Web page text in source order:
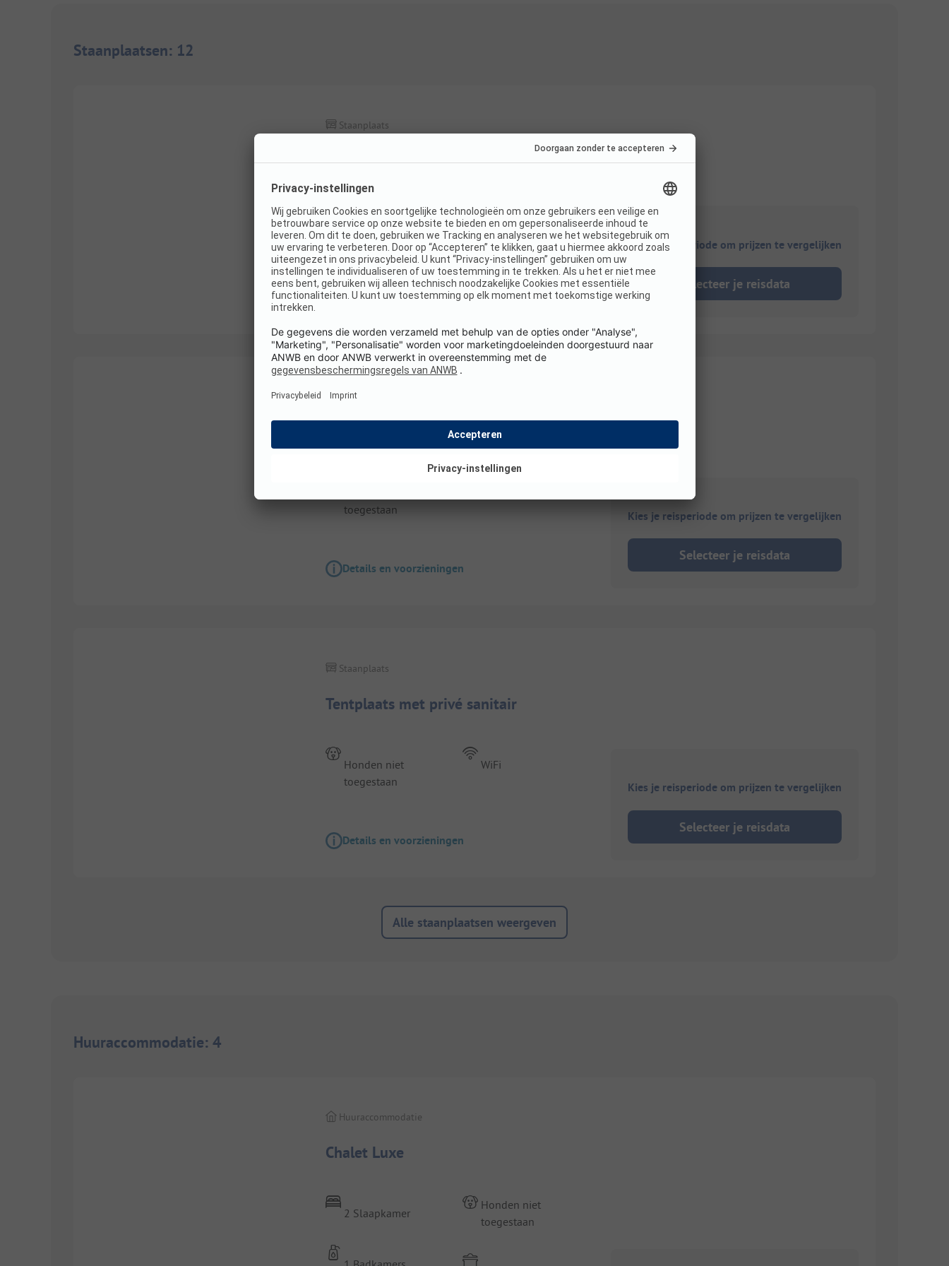
Staanplaatsen: 12
Comfortplaats privé sanitair
Staanplaats
Honden niet
toegestaan
WiFi
Details en voorzieningen
Kies je reisperiode om prijzen te vergelijken
Selecteer je reisdata
1/10
Staanplaats
toegestaan
Details en voorzieningen
Kies je reisperiode om prijzen te vergelijken
Selecteer je reisdata
Tentplaats met privé sanitair
Staanplaats
Honden niet
toegestaan
WiFi
Details en voorzieningen
Kies je reisperiode om prijzen te vergelijken
Selecteer je reisdata
Alle staanplaatsen weergeven
Huuraccommodatie: 4
Chalet Luxe
Huuraccommodatie
2 Slaapkamer
Honden niet
toegestaan